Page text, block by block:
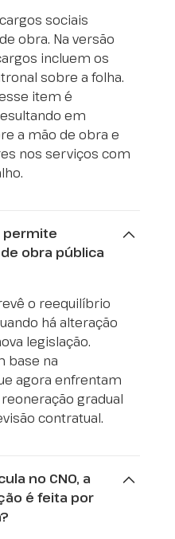
sociais
obra. Na versão
incluem os
sobre a folha.
item é
em
a mão de obra e
nos serviços com
permite
obra pública
o reequilíbrio
há alteração
legislação.
base na
agora enfrentam
gradual
contratual.
no CNO, a
é feita por